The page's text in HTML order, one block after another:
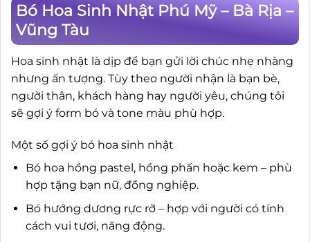
Bó Hoa Sinh Nhật Phú Mỹ – Bà Rịa –
Vũng Tàu
Hoa sinh nhật là dịp để bạn gửi lời chúc nhẹ nhàng
nhưng ấn tượng. Tùy theo người nhận là bạn bè,
người thân, khách hàng hay người yêu, chúng tôi
sẽ gợi ý form bó và tone màu phù hợp.
Một số gợi ý bó hoa sinh nhật
Bó hoa hồng pastel, hồng phấn hoặc kem – phù
hợp tặng bạn nữ, đồng nghiệp.
Bó hướng dương rực rỡ – hợp với người có tính
cách vui tươi, năng động.